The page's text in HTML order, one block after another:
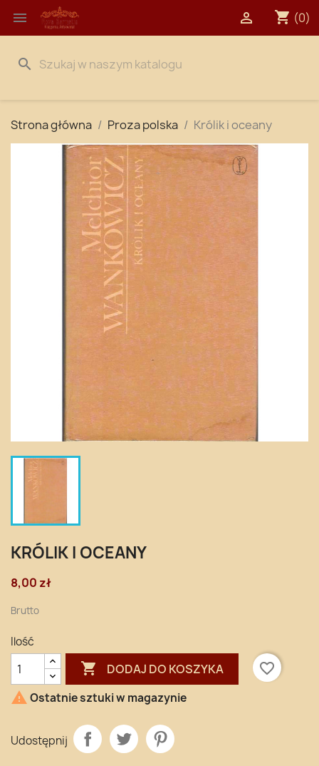
 shopping_cart (0)

search
Strona główna Proza polska Królik i oceany
KRÓLIK I OCEANY
8,00 zł
Brutto
Ilość
 DODAJ DO KOSZYKA
favorite_border
 Ostatnie sztuki w magazynie
Udostępnij